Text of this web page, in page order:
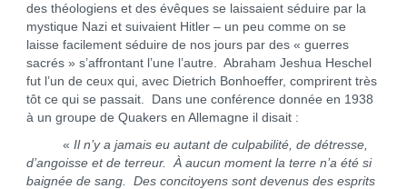
des théologiens et des évêques se laissaient séduire par la
mystique Nazi et suivaient Hitler – un peu comme on se
laisse facilement séduire de nos jours par des « guerres
sacrés » s’affrontant l’une l’autre. Abraham Jeshua Heschel
fut l’un de ceux qui, avec Dietrich Bonhoeffer, comprirent très
tôt ce qui se passait. Dans une conférence donnée en 1938
à un groupe de Quakers en Allemagne il disait :
« Il n’y a jamais eu autant de culpabilité, de détresse,
d’angoisse et de terreur. À aucun moment la terre n’a été si
baignée de sang. Des concitoyens sont devenus des esprits